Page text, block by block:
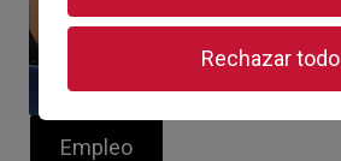
Empleo
Rechazar todo